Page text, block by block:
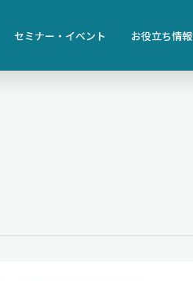
セミナー・イベント お役立ち情報